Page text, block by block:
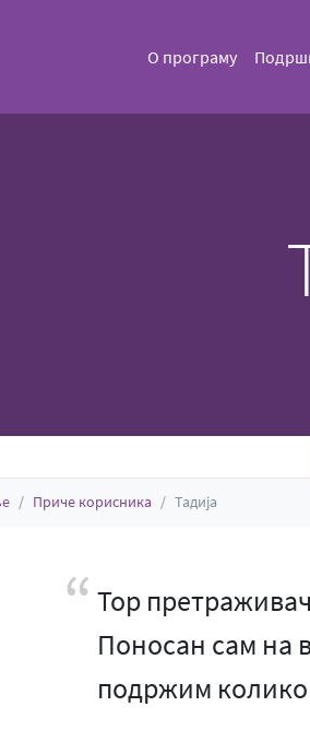
О програму
Приче корисника Тадија
Тор
Поносан сам на
подржим колико